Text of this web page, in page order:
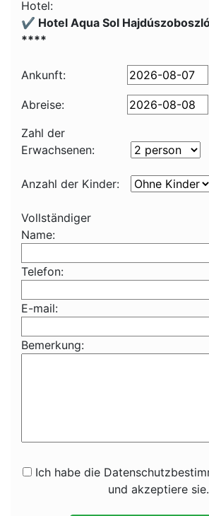
Hotel:
✔️ Hotel Aqua Sol
****
Ankunft:
Abreise:
Zahl der
Erwachsenen:
Anzahl der Kinder:
Vollständiger
Name:
Telefon:
E-mail:
Bemerkung:
Ich habe die
und akzeptiere sie.